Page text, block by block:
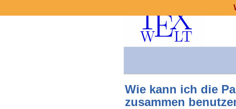
Wie kann ich die
zusammen